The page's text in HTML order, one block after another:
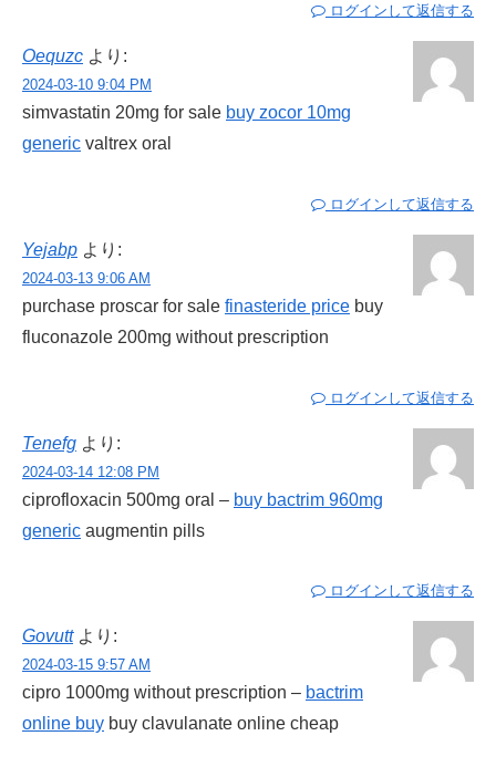
ログインして返信する
Oequzc より:
2024-03-10 9:04 PM
simvastatin 20mg for sale buy zocor 10mg
generic valtrex oral
ログインして返信する
Yejabp より:
2024-03-13 9:06 AM
purchase proscar for sale finasteride price buy
fluconazole 200mg without prescription
ログインして返信する
Tenefg より:
2024-03-14 12:08 PM
ciprofloxacin 500mg oral – buy bactrim 960mg
generic augmentin pills
ログインして返信する
Govutt より:
2024-03-15 9:57 AM
cipro 1000mg without prescription – bactrim
online buy buy clavulanate online cheap